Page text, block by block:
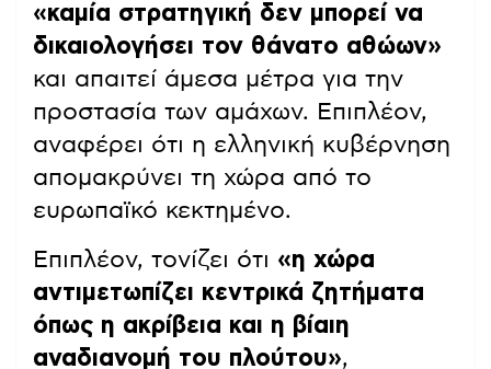
«καμία στρατηγική δεν μπορεί να
δικαιολογήσει τον θάνατο αθώων»
και απαιτεί άμεσα μέτρα για την
προστασία των αμάχων. Επιπλέον,
αναφέρει ότι η ελληνική κυβέρνηση
απομακρύνει τη χώρα από το
ευρωπαϊκό κεκτημένο.
Επιπλέον, τονίζει ότι «η χώρα
αντιμετωπίζει κεντρικά ζητήματα
όπως η ακρίβεια και η βίαιη
αναδιανομή του πλούτου»,